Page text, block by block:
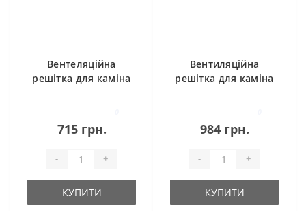
Вентеляційна
решітка для каміна
715 грн.
- +
КУПИТИ
Вентиляційна
решітка для каміна
984 грн.
- +
КУПИТИ